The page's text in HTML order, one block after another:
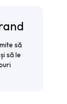
să
să le